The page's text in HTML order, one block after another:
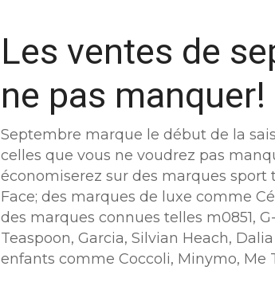
Les ventes de
ne pas manquer!
Septembre marque le début de la
celles que vous ne voudrez pas
économiserez sur des marques sport
Face; des marques de luxe comme
des marques connues telles m0851,
Teaspoon, Garcia, Silvian Heach,
enfants comme Coccoli, Minymo, Me